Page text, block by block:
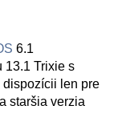
6.1
13.1 Trixie s
dispozícii len pre
staršia verzia